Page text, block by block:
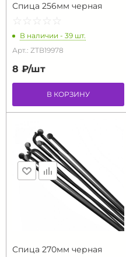
Спица 256мм черная
☆ ☆ ☆ ☆ ☆
★ ★ ★ ★ ★
В наличии - 39 шт.
Арт.: ZTB19978
8 ₽/шт
В КОРЗИНУ
Спица 270мм черная